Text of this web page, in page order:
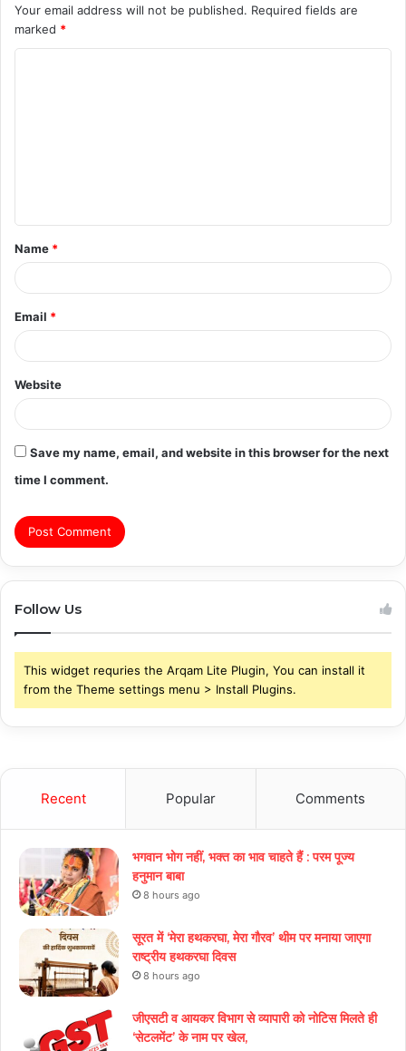
Your email address will not be published. Required fields are
marked *
t
*
Name *
Email *
Website
Save my name, email, and website in this browser for the next
time I comment.
Follow Us
This widget requries the Arqam Lite Plugin, You can install it
from the Theme settings menu > Install Plugins.
Recent Popular Comments
भगवान भोग नहीं, भक्त का भाव चाहते हैं : परम पूज्य
हनुमान बाबा
8 hours ago
सूरत में ‘मेरा हथकरघा, मेरा गौरव’ थीम पर मनाया जाएगा
राष्ट्रीय हथकरघा दिवस
8 hours ago
जीएसटी व आयकर विभाग से व्यापारी को नोटिस मिलते ही
‘सेटलमेंट’ के नाम पर खेल,